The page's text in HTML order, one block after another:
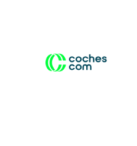
Conduce tu
desata tu